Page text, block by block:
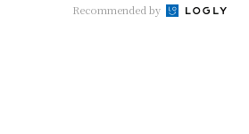
Recommended by